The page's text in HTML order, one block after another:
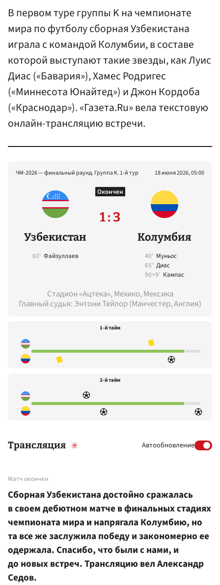
В первом туре группы K на чемпионате
мира по футболу сборная Узбекистана
играла с командой Колумбии, в составе
которой выступают такие звезды, как Луис
Диас («Бавария»), Хамес Родригес
(«Миннесота Юнайтед») и Джон Кордоба
(«Краснодар»). «Газета.Ru» вела текстовую
онлайн-трансляцию встречи.
ЧМ-2026 — финальный раунд. Группа K. 1-й тур 18 июня 2026, 05:00
Узбекистан
60' Файзуллаев
Окончен
1 : 3
Колумбия
40' Муньос
65' Диас
90+9' Кампас
Стадион «Ацтека», Мехико, Мексика
Главный судья: Энтони Тейлор (Манчестер, Англия)
1-й тайм
2-й тайм
Трансляция Автообновление
Матч окончен
Сборная Узбекистана достойно сражалась
в своем дебютном матче в финальных стадиях
чемпионата мира и напрягала Колумбию, но
та все же заслужила победу и закономерно ее
одержала. Спасибо, что были с нами, и
до новых встреч. Трансляцию вел Александр
Седов.